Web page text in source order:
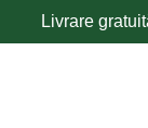
Livrare